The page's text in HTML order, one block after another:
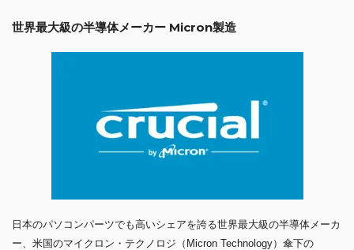
世界最大級の半導体メーカー Micron製造
日本のパソコンパーツでも高いシェアを誇る世界最大級の半導体メーカ
ー、米国のマイクロン・テクノロジ（Micron Technology）傘下の